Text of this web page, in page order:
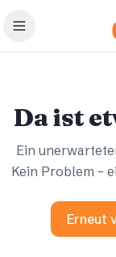
Zum Hauptinhalt
Da ist
Ein
Kein Problem –
Erneut